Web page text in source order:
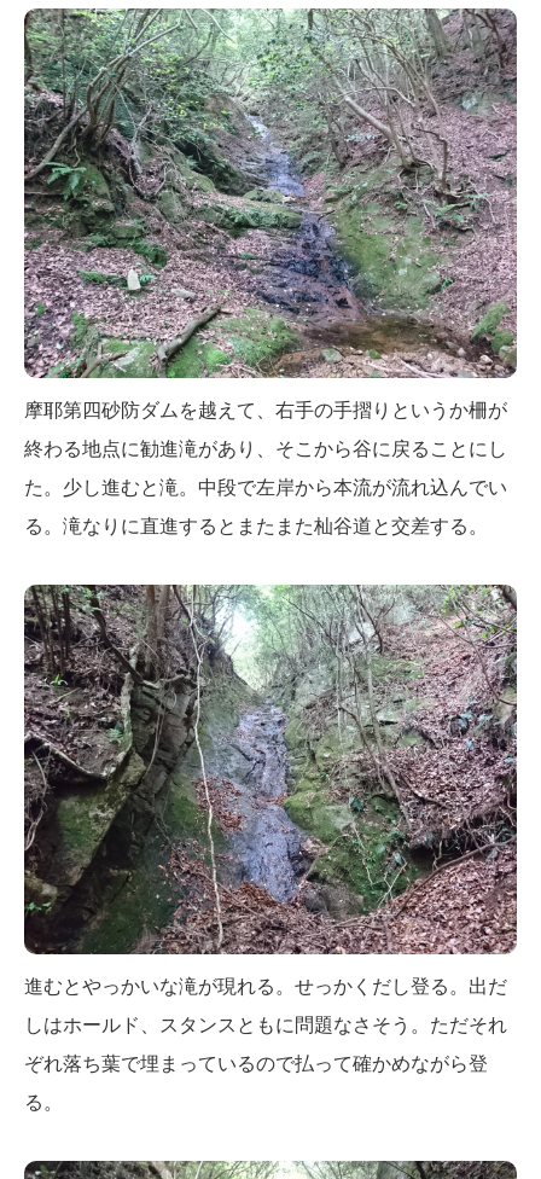
摩耶第四砂防ダムを越えて、右手の手摺りというか柵が
終わる地点に勧進滝があり、そこから谷に戻ることにし
た。少し進むと滝。中段で左岸から本流が流れ込んでい
る。滝なりに直進するとまたまた杣谷道と交差する。
進むとやっかいな滝が現れる。せっかくだし登る。出だ
しはホールド、スタンスともに問題なさそう。ただそれ
ぞれ落ち葉で埋まっているので払って確かめながら登
る。